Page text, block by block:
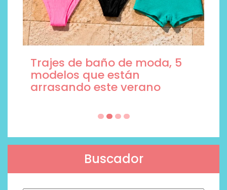
Trajes de baño de moda, 5
modelos que están
arrasando este verano
Buscador